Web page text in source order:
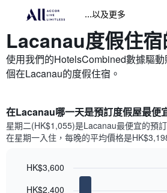
...以及更多
Lacanau​度假住
使用我們的HotelsCombined數據驅
個在Lacanau​的度假住宿。
在Lacanau哪一天是預訂度假屋最便
星期二(HK$1,055)是Lacanau​最便宜的預
在星期一​入住，每晚的平均價格是
chart
graphic.
HK$2,400
HK$3,600